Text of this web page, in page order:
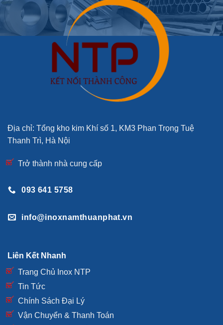
Địa chỉ: Tổng kho kim Khí số 1, KM3 Phan Trọng Tuệ
Thanh Trì, Hà Nội
Trở thành nhà cung cấp
093 641 5758
info@inoxnamthuanphat.vn
Liên Kết Nhanh
Trang Chủ Inox NTP
Tin Tức
Chính Sách Đại Lý
Vận Chuyển & Thanh Toán